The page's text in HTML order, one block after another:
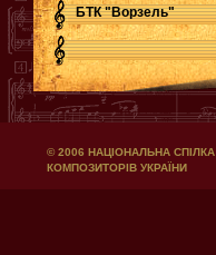
БТК "Ворзель"
© 2006 НАЦІОНАЛЬНА СПІЛКА
КОМПОЗИТОРІВ УКРАЇНИ